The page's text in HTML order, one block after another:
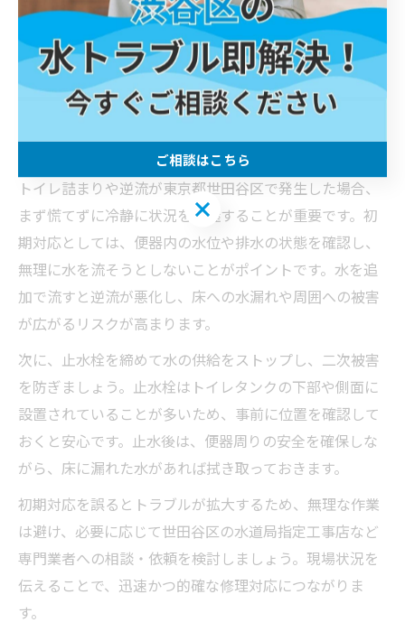
逆流を伴うトイレ詰まり発生時の基本
トイレ詰まり逆流発生時の初期対応手順
トイレ詰まりや逆流が東京都世田谷区で発生した場合、
まず慌てずに冷静に状況を把握することが重要です。初
期対応としては、便器内の水位や排水の状態を確認し、
無理に水を流そうとしないことがポイントです。水を追
加で流すと逆流が悪化し、床への水漏れや周囲への被害
が広がるリスクが高まります。
次に、止水栓を締めて水の供給をストップし、二次被害
を防ぎましょう。止水栓はトイレタンクの下部や側面に
設置されていることが多いため、事前に位置を確認して
おくと安心です。止水後は、便器周りの安全を確保しな
がら、床に漏れた水があれば拭き取っておきます。
初期対応を誤るとトラブルが拡大するため、無理な作業
は避け、必要に応じて世田谷区の水道局指定工事店など
専門業者への相談・依頼を検討しましょう。現場状況を
伝えることで、迅速かつ的確な修理対応につながりま
す。
ご相談はこちら
ご相談はこちら